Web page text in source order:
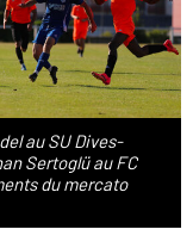
au SU Dives-
Sertoglü au FC
du mercato